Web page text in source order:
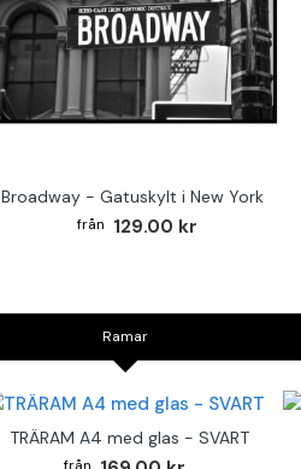
Broadway - Gatuskylt i New York
129.00 kr
Ramar
TRÄRAM A4 med glas - SVART